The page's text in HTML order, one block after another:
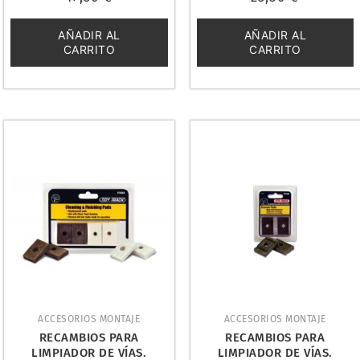
de
5
AÑADIR AL
CARRITO
de
5
AÑADIR AL
CARRITO
ACCESORIOS MONTAJE
RECAMBIOS PARA
LIMPIADOR DE VÍAS.
ACCESORIOS MONTAJE
RECAMBIOS PARA
LIMPIADOR DE VÍAS.